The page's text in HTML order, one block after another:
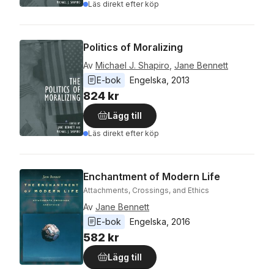
Läs direkt efter köp
Politics of Moralizing
Av Michael J. Shapiro Jane Bennett
E-bok
Engelska 2013
824 kr
Lägg till
Läs direkt efter köp
Enchantment of Modern Life
Attachments, Crossings, and Ethics
Av Jane Bennett
E-bok
Engelska 2016
582 kr
Lägg till